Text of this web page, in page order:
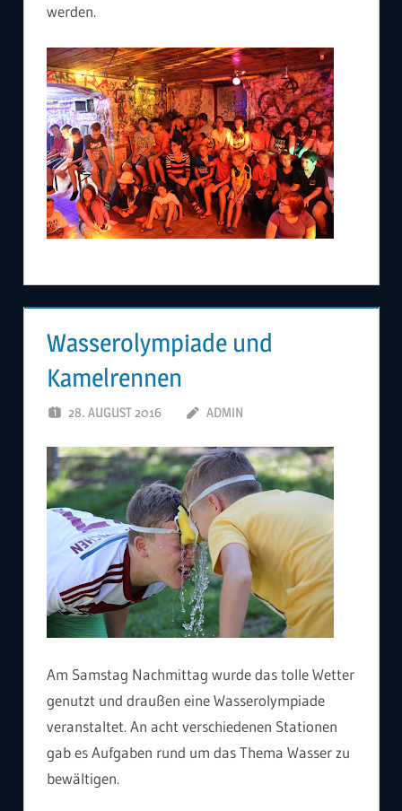
werden.
Wasserolympiade und
Kamelrennen
28. AUGUST 2016 ADMIN
Am Samstag Nachmittag wurde das tolle Wetter
genutzt und draußen eine Wasserolympiade
veranstaltet. An acht verschiedenen Stationen
gab es Aufgaben rund um das Thema Wasser zu
bewältigen.